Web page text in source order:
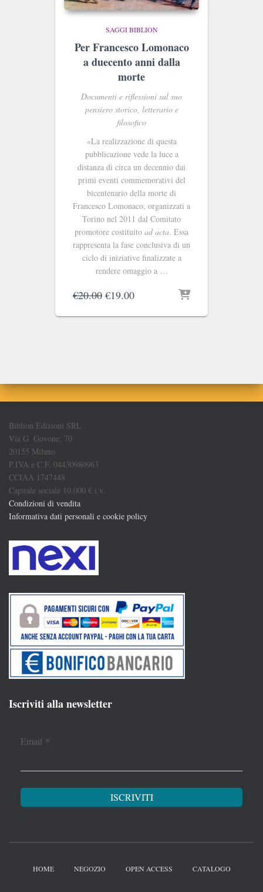
SAGGI BIBLION
Per Francesco Lomonaco
a duecento anni dalla
morte
Documenti e riflessioni sul suo
pensiero storico, letterario e
filosofico
«La realizzazione di questa
pubblicazione vede la luce a
distanza di circa un decennio dai
primi eventi commemorativi del
bicentenario della morte di
Francesco Lomonaco, organizzati a
Torino nel 2011 dal Comitato
promotore costituito ad acta. Essa
rappresenta la fase conclusiva di un
ciclo di iniziative finalizzate a
rendere omaggio a …
€20.00 Il
originale
€19.00Il
attuale
Biblion Edizioni SRL
Via G. Govone, 70
20155 Milano
P.IVA e C.F. 04430980963
CCIAA 1747448
Capitale sociale 10.000 € i.v.
Condizioni di vendita
Informativa dati personali e cookie policy
Iscriviti alla newsletter
Email *
HOME NEGOZIO OPEN ACCESS CATALOGO